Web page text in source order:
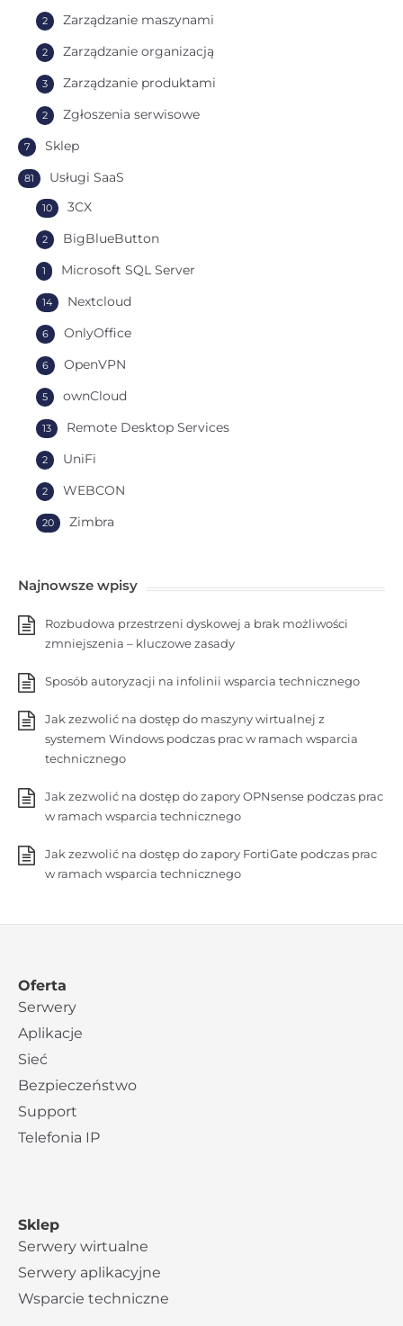
Zarządzanie maszynami
2
Zarządzanie organizacją
2
Zarządzanie produktami
3
Zgłoszenia serwisowe
2
Sklep
7
Usługi SaaS
81
3CX
10
BigBlueButton
2
Microsoft SQL Server
1
Nextcloud
14
OnlyOffice
6
OpenVPN
6
ownCloud
5
Remote Desktop Services
13
UniFi
2
WEBCON
2
Zimbra
20
Najnowsze wpisy
Rozbudowa przestrzeni dyskowej a brak możliwości
zmniejszenia – kluczowe zasady
Sposób autoryzacji na infolinii wsparcia technicznego
Jak zezwolić na dostęp do maszyny wirtualnej z
systemem Windows podczas prac w ramach wsparcia
technicznego
Jak zezwolić na dostęp do zapory OPNsense podczas prac
w ramach wsparcia technicznego
Jak zezwolić na dostęp do zapory FortiGate podczas prac
w ramach wsparcia technicznego
Oferta
Serwery
Aplikacje
Sieć
Bezpieczeństwo
Support
Telefonia IP
Sklep
Serwery wirtualne
Serwery aplikacyjne
Wsparcie techniczne